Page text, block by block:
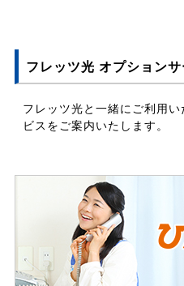
フレッツ光 オプションサ
フレッツ光と一緒にご利用
ビスをご案内いたします。